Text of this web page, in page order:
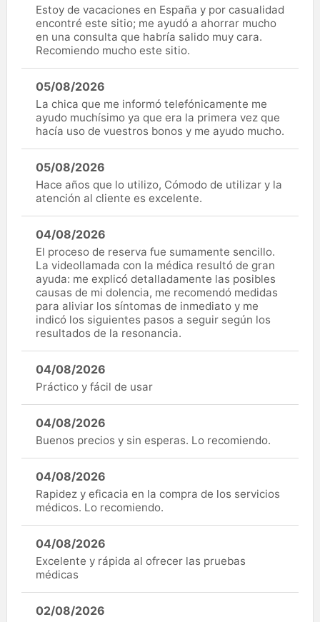
Estoy de vacaciones en España y por casualidad
encontré este sitio; me ayudó a ahorrar mucho
en una consulta que habría salido muy cara.
Recomiendo mucho este sitio.
05/08/2026
La chica que me informó telefónicamente me
ayudo muchísimo ya que era la primera vez que
hacía uso de vuestros bonos y me ayudo mucho.
05/08/2026
Hace años que lo utilizo, Cómodo de utilizar y la
atención al cliente es excelente.
04/08/2026
El proceso de reserva fue sumamente sencillo.
La videollamada con la médica resultó de gran
ayuda: me explicó detalladamente las posibles
causas de mi dolencia, me recomendó medidas
para aliviar los síntomas de inmediato y me
indicó los siguientes pasos a seguir según los
resultados de la resonancia.
04/08/2026
Práctico y fácil de usar
04/08/2026
Buenos precios y sin esperas. Lo recomiendo.
04/08/2026
Rapidez y eficacia en la compra de los servicios
médicos. Lo recomiendo.
04/08/2026
Excelente y rápida al ofrecer las pruebas
médicas
02/08/2026